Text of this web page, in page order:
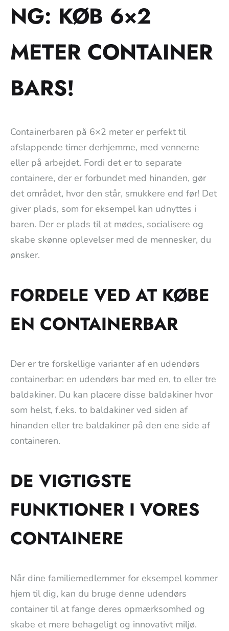
NG: KØB 6×2
METER CONTAINER
BARS!
Containerbaren på 6×2 meter er perfekt til
afslappende timer derhjemme, med vennerne
eller på arbejdet. Fordi det er to separate
containere, der er forbundet med hinanden, gør
det området, hvor den står, smukkere end før! Det
giver plads, som for eksempel kan udnyttes i
baren. Der er plads til at mødes, socialisere og
skabe skønne oplevelser med de mennesker, du
ønsker.
FORDELE VED AT KØBE
EN CONTAINERBAR
Der er tre forskellige varianter af en udendørs
containerbar: en udendørs bar med en, to eller tre
baldakiner. Du kan placere disse baldakiner hvor
som helst, f.eks. to baldakiner ved siden af
hinanden eller tre baldakiner på den ene side af
containeren.
DE VIGTIGSTE
FUNKTIONER I VORES
CONTAINERE
Når dine familiemedlemmer for eksempel kommer
hjem til dig, kan du bruge denne udendørs
container til at fange deres opmærksomhed og
skabe et mere behageligt og innovativt miljø.